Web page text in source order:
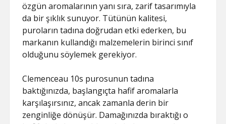
LISTE
SAYFA LISTESI
özgün aromalarının yanı sıra, zarif tasarımıyla
da bir şıklık sunuyor. Tütünün kalitesi,
puroların tadına doğrudan etki ederken, bu
markanın kullandığı malzemelerin birinci sınıf
olduğunu söylemek gerekiyor.
Clemenceau 10s purosunun tadına
baktığınızda, başlangıçta hafif aromalarla
karşılaşırsınız, ancak zamanla derin bir
zenginliğe dönüşür. Damağınızda bıraktığı o